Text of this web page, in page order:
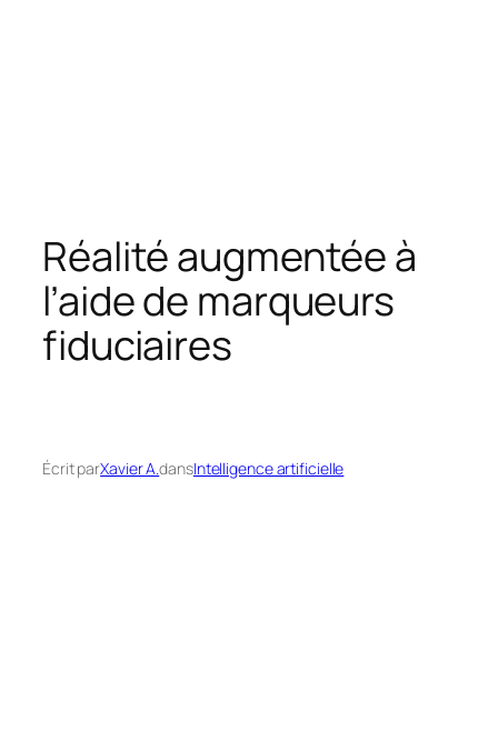
Réalité augmentée à
l’aide de marqueurs
fiduciaires
Écrit parXavier A.dansIntelligence artificielle